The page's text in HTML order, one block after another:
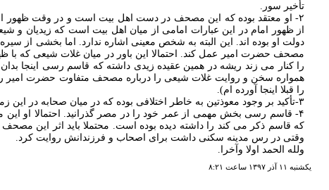
تأخیر سور.
۲- او معتقد بوده که این مصحف در دست اهل بیت است و در وقت ظهور
از ظهور امام در این عبارات امامی از میان اهل بیت است که زیدیان و
دولت او بوده اند. این البته به شخص معینی اشاره ندارد. اما بخشی از
مصحف حضرت امیر عمل کند. احتمالا این باور در میان غلات شیعی که با
را کنار می زند ریشه در همین عقیده زیدی داشته که قاسم رسی اینجا
همواره سخن و روایت غلات شیعی را درباره مصحف متفاوت حضرت امیر رد
را قبلا اینجا آورده ام).
۳-تأکید بر وجود معوذتین به خاطر اختلافی بوده که در میان صحابه در این زمینه وجود داشته و باز تأکیدی است بر عدم تحریف.
۴- قاسم رسی بخش مهمی از عمر خود را در مصر گذرانید. احتمالا او
که قاسم ذکر می کند را داشته دیده بوده است. محتملا باید اثر این
وقتی در رس مدینه سکنی داشت برای اصحاب و فرزندانش روایت کرد.
ولله الحمد اولا وآخرا.
يكشنبه ۱۱ آذر ۱۳۹۷ ساعت ۸:۲۱